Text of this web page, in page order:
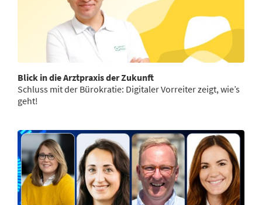
Blick in die Arztpraxis der Zukunft
Schluss mit der Bürokratie: Digitaler Vorreiter zeigt, wie’s
geht!